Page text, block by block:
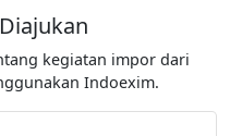
kegiatan impor dari
Indoexim.